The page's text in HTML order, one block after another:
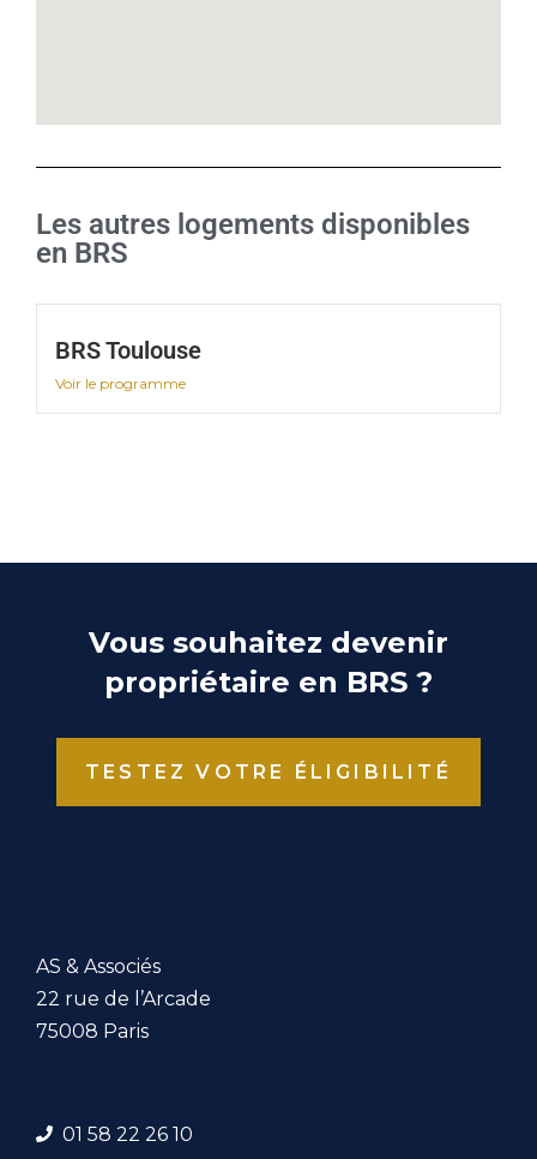
Les autres logements disponibles
en BRS
BRS Toulouse
Voir le programme
Vous souhaitez devenir
propriétaire en BRS ?
TESTEZ VOTRE ÉLIGIBILITÉ
AS & Associés
22 rue de l’Arcade
75008 Paris
01 58 22 26 10